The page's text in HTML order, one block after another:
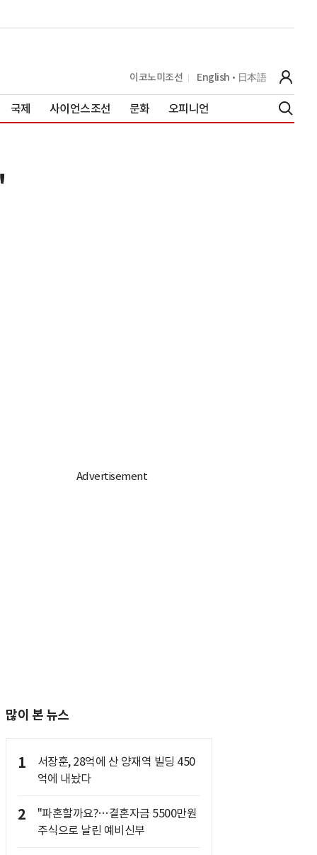
이코노미조선 English 日本語
국제 사이언스조선 문화 오피니언
많이 본 뉴스
1
서장훈, 28억에 산 양재역 빌딩 450
억에 내놨다
2
"파혼할까요?…결혼자금 5500만원
주식으로 날린 예비신부